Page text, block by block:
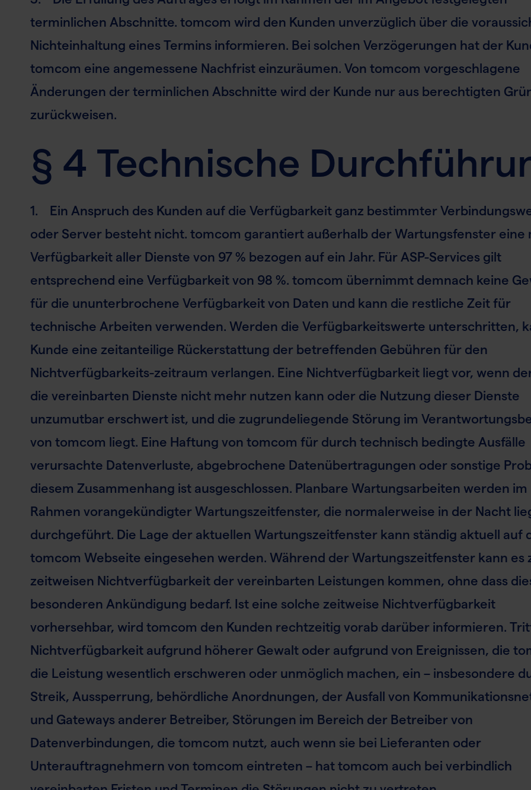
terminlichen Abschnitte. tomcom wird den Kunden unverzüglich über die
Nichteinhaltung eines Termins informieren. Bei solchen Verzögerungen hat der
tomcom eine angemessene Nachfrist einzuräumen. Von tomcom vorgeschlagene
Änderungen der terminlichen Abschnitte wird der Kunde nur aus berechtigten
zurückweisen.
§ 4 Technische
1. Ein Anspruch des Kunden auf die Verfügbarkeit ganz bestimmter
oder Server besteht nicht. tomcom garantiert außerhalb der Wartungsfenster eine
Verfügbarkeit aller Dienste von 97 % bezogen auf ein Jahr. Für ASP-Services gilt
entsprechend eine Verfügbarkeit von 98 %. tomcom übernimmt demnach keine
für die ununterbrochene Verfügbarkeit von Daten und kann die restliche Zeit für
technische Arbeiten verwenden. Werden die Verfügbarkeitswerte unterschritten,
Kunde eine zeitanteilige Rückerstattung der betreffenden Gebühren für den
Nichtverfügbarkeits-zeitraum verlangen. Eine Nichtverfügbarkeit liegt vor, wenn
die vereinbarten Dienste nicht mehr nutzen kann oder die Nutzung dieser Dienste
unzumutbar erschwert ist, und die zugrundeliegende Störung im
von tomcom liegt. Eine Haftung von tomcom für durch technisch bedingte Ausfälle
verursachte Datenverluste, abgebrochene Datenübertragungen oder sonstige
diesem Zusammenhang ist ausgeschlossen. Planbare Wartungsarbeiten werden im
Rahmen vorangekündigter Wartungszeitfenster, die normalerweise in der Nacht
durchgeführt. Die Lage der aktuellen Wartungszeitfenster kann ständig aktuell auf
tomcom Webseite eingesehen werden. Während der Wartungszeitfenster kann es
zeitweisen Nichtverfügbarkeit der vereinbarten Leistungen kommen, ohne dass
besonderen Ankündigung bedarf. Ist eine solche zeitweise Nichtverfügbarkeit
vorhersehbar, wird tomcom den Kunden rechtzeitig vorab darüber informieren.
Nichtverfügbarkeit aufgrund höherer Gewalt oder aufgrund von Ereignissen, die
die Leistung wesentlich erschweren oder unmöglich machen, ein – insbesondere
Streik, Aussperrung, behördliche Anordnungen, der Ausfall von
und Gateways anderer Betreiber, Störungen im Bereich der Betreiber von
Datenverbindungen, die tomcom nutzt, auch wenn sie bei Lieferanten oder
Unterauftragnehmern von tomcom eintreten – hat tomcom auch bei verbindlich